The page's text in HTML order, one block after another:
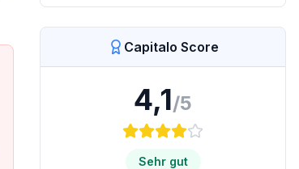
Capitalo Score
4,1/5
Sehr gut